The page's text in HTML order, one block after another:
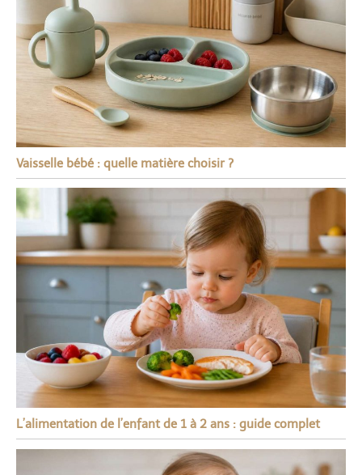
Vaisselle bébé : quelle matière choisir ?
L’alimentation de l’enfant de 1 à 2 ans : guide complet